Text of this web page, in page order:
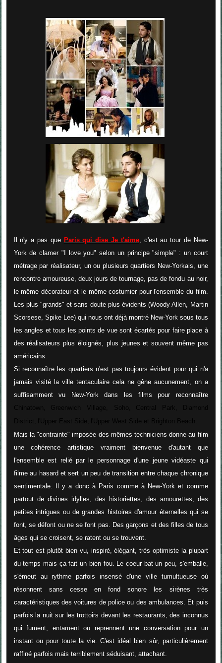
Il n'y a pas que Paris qui dise Je t'aime, c'est au tour de New-
York de clamer "I love you" selon un principe "simple" : un court
métrage par réalisateur, un ou plusieurs quartiers New-Yorkais, une
rencontre amoureuse, deux jours de tournage, pas de fondu au noir,
le même décorateur et le même costumier pour l'ensemble du film.
Les plus "grands" et sans doute plus évidents (Woody Allen, Martin
Scorsese, Spike Lee) qui nous ont déjà montré New-York sous tous
les angles et tous les points de vue sont écartés pour faire place à
des réalisateurs plus éloignés, plus jeunes et souvent même pas
américains.
Si reconnaître les quartiers n'est pas toujours évident pour qui n'a
jamais visité la ville tentaculaire cela ne gêne aucunement, on a
suffisamment vu New-York dans les films pour reconnaître
Mais la "contrainte" imposée des mêmes techniciens donne au film
une cohérence artistique vraiment bienvenue d'autant que
l'ensemble est relié par le personnage d'une jeune vidéaste qui
filme au hasard et sert un peu de transition entre chaque chronique
sentimentale. Il y a donc à Paris comme à New-York et comme
partout de divines idylles, des historiettes, des amourettes, des
petites intrigues ou de grandes histoires d'amour éternelles qui se
font, se défont ou ne se font pas. Des garçons et des filles de tous
âges qui se croisent, se ratent ou se trouvent.
Et tout est plutôt bien vu, inspiré, élégant, très optimiste la plupart
du temps mais ça fait un bien fou. Le coeur bat un peu, s'emballe,
s'émeut au rythme parfois insensé d'une ville tumultueuse où
résonnent sans cesse en fond sonore les sirènes très
caractéristiques des voitures de police ou des ambulances. Et puis
parfois la nuit sur les trottoirs devant les restaurants, des inconnus
qui fument, entament ou reprennent une conversation pour un
instant ou pour toute la vie. C'est idéal bien sûr, particulièrement
raffiné parfois mais terriblement séduisant, attachant.